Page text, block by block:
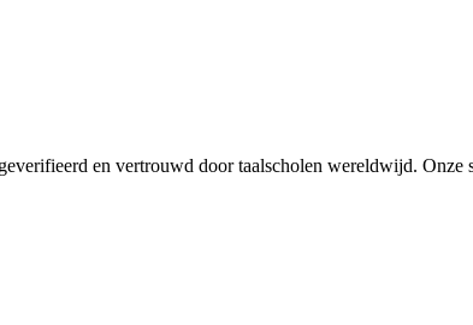
en vertrouwd door taalscholen wereldwijd. Onze